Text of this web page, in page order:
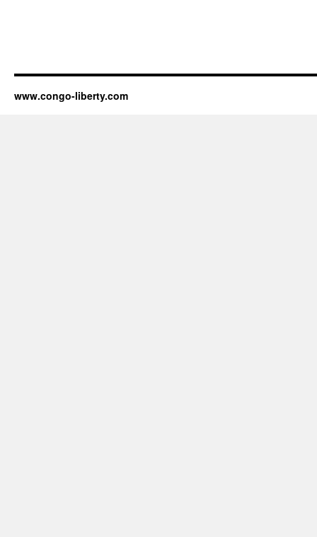
www.congo-liberty.com